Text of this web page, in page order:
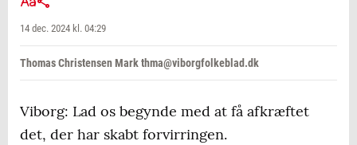
14 dec. 2024 kl. 04:29
Thomas Christensen Mark thma@viborgfolkeblad.dk
Viborg: Lad os begynde med at få afkræftet
det, der har skabt forvirringen.